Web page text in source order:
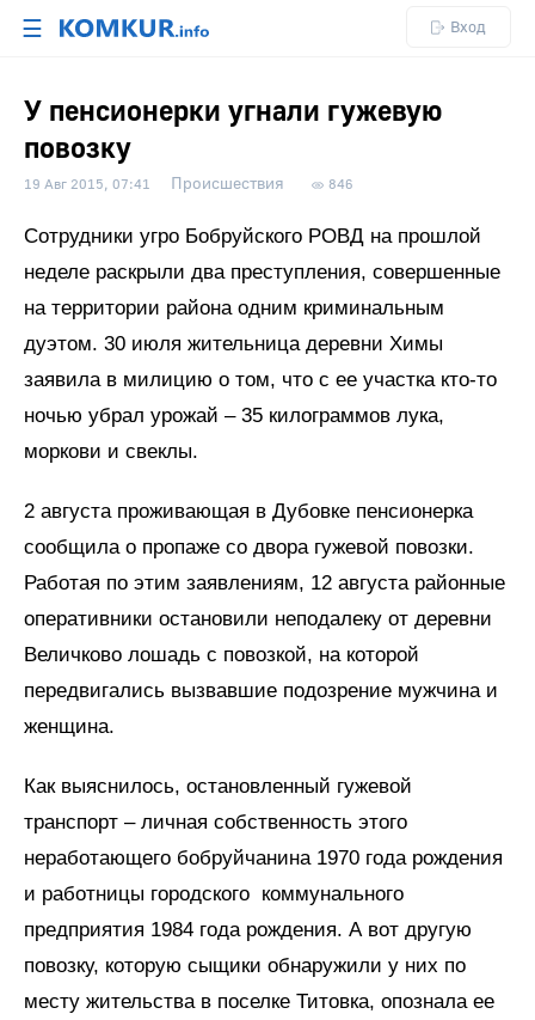
☰ Вход
У пенсионерки угнали гужевую
повозку
19 Авг 2015, 07:41 Происшествия 846
Сотрудники угро Бобруйского РОВД на прошлой
неделе раскрыли два преступления, совершенные
на территории района одним криминальным
дуэтом. 30 июля жительница деревни Химы
заявила в милицию о том, что с ее участка кто-то
ночью убрал урожай – 35 килограммов лука,
моркови и свеклы.
2 августа проживающая в Дубовке пенсионерка
сообщила о пропаже со двора гужевой повозки.
Работая по этим заявлениям, 12 августа районные
оперативники остановили неподалеку от деревни
Величково лошадь с повозкой, на которой
передвигались вызвавшие подозрение мужчина и
женщина.
Как выяснилось, остановленный гужевой
транспорт – личная собственность этого
неработающего бобруйчанина 1970 года рождения
и работницы городского коммунального
предприятия 1984 года рождения. А вот другую
повозку, которую сыщики обнаружили у них по
месту жительства в поселке Титовка, опознала ее